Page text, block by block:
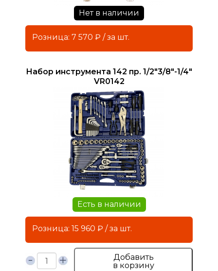
Нет в наличии
Розница: 7 570 ₽ / за шт.
Набор инструмента 142 пр. 1/2"3/8"-1/4"
VR0142
Есть в наличии
Розница: 15 960 ₽ / за шт.
Добавить
в корзину